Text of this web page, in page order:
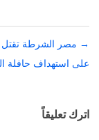
تصفّح
المقالات
→
على استهداف حافلة
اترك تعليقاً